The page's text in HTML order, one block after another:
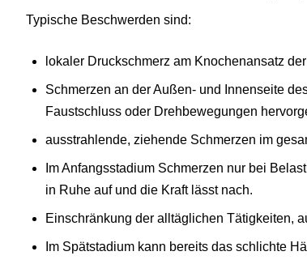
Typische Beschwerden sind:
lokaler Druckschmerz am Knochenansatz
Schmerzen an der Außen- und Innenseite
Faustschluss oder Drehbewegungen
ausstrahlende, ziehende Schmerzen im
Im Anfangsstadium Schmerzen nur bei
in Ruhe auf und die Kraft lässt nach.
Einschränkung der alltäglichen Tätigkeiten,
Im Spätstadium kann bereits das schlichte